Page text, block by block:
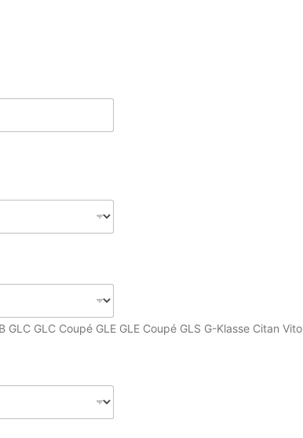
GLC Coupé GLE GLE Coupé GLS G-Klasse Citan